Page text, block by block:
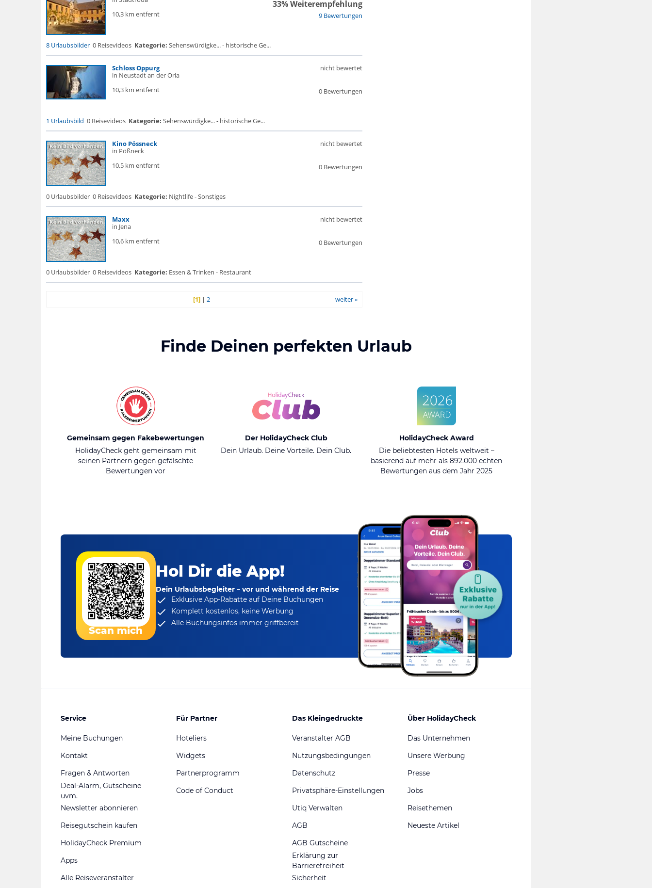
10,3 km entfernt
9 Bewertungen
33% Weiterempfehlung
8 Urlaubsbilder 0 Reisevideos Kategorie: Sehenswürdigke... - historische Ge...
Schloss Oppurg
in Neustadt an der Orla
10,3 km entfernt
0 Bewertungen
nicht bewertet
1 Urlaubsbild 0 Reisevideos Kategorie: Sehenswürdigke... - historische Ge...
Kino Pössneck
in Pößneck
10,5 km entfernt
0 Bewertungen
nicht bewertet
0 Urlaubsbilder 0 Reisevideos Kategorie: Nightlife - Sonstiges
Maxx
in Jena
10,6 km entfernt
0 Bewertungen
nicht bewertet
0 Urlaubsbilder 0 Reisevideos Kategorie: Essen & Trinken - Restaurant
[1]| 2 weiter »
Finde Deinen perfekten Urlaub
Gemeinsam gegen Fakebewertungen
HolidayCheck geht gemeinsam mit
seinen Partnern gegen gefälschte
Bewertungen vor
Der HolidayCheck Club
Dein Urlaub. Deine Vorteile. Dein Club.
HolidayCheck Award
Die beliebtesten Hotels weltweit –
basierend auf mehr als 892.000 echten
Bewertungen aus dem Jahr 2025
Scan mich
Hol Dir die App!
Dein Urlaubsbegleiter – vor und während der Reise
Exklusive App-Rabatteauf Deine Buchungen
Komplett kostenlos, keine Werbung
Alle Buchungsinfos immer griffbereit
Service
Meine Buchungen
Kontakt
Fragen & Antworten
Deal-Alarm, Gutscheine
uvm.
Newsletter abonnieren
Reisegutschein kaufen
HolidayCheck Premium
Apps
Alle Reiseveranstalter
Für Partner
Hoteliers
Widgets
Partnerprogramm
Code of Conduct
Das Kleingedruckte
Veranstalter AGB
Nutzungsbedingungen
Datenschutz
Privatsphäre-Einstellungen
Utiq Verwalten
AGB
AGB Gutscheine
Erklärung zur
Barrierefreiheit
Sicherheit
Über HolidayCheck
Das Unternehmen
Unsere Werbung
Presse
Jobs
Reisethemen
Neueste Artikel